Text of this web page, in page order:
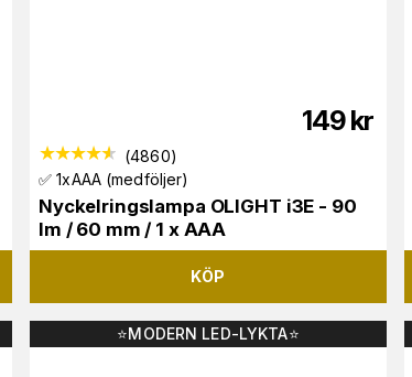
149kr
(4860)
✅ 1xAAA (medföljer)
Nyckelringslampa OLIGHT i3E - 90
lm / 60 mm / 1 x AAA
KÖP
⭐️MODERN LED-LYKTA⭐️